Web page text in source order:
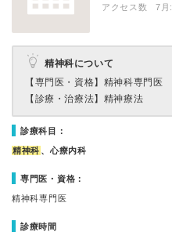
アクセス数 7月:
精神科について
【専門医・資格】 精神科専門医
【診療・治療法】 精神療法
診療科目：
精神科 、心療内科
専門医・資格：
精神科専門医
診療時間